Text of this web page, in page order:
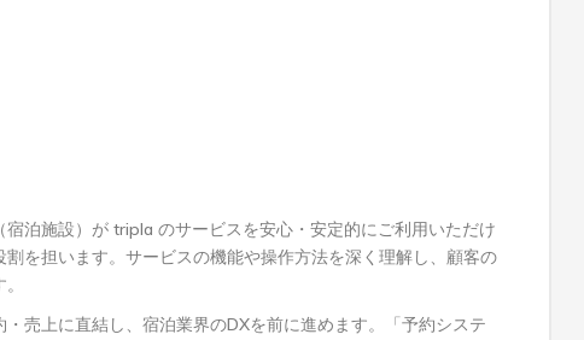
泊施設）が tripla のサービスを安心・安定的にご利用いただけ
を担います。サービスの機能や操作方法を深く理解し、顧客の
売上に直結し、宿泊業界のDXを前に進めます。「予約システ